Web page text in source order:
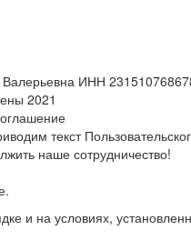
ИНН
2021
текст
наше сотрудничество!
и на условиях,